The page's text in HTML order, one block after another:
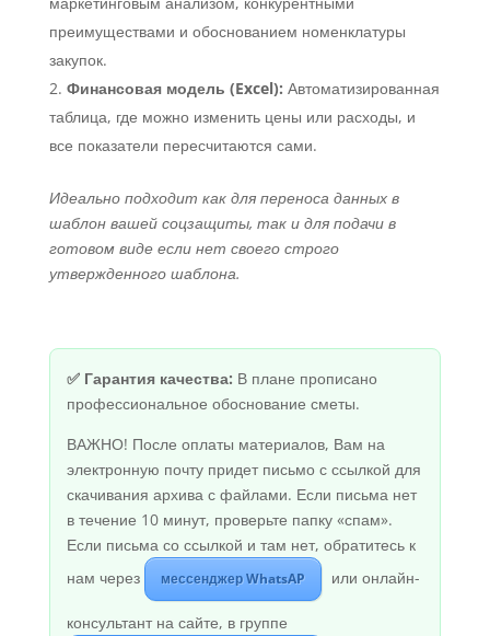
преимуществами и обоснованием номенклатуры
закупок.
Финансовая модель (Excel): Автоматизированная
таблица, где можно изменить цены или расходы, и
все показатели пересчитаются сами.
Идеально подходит как для переноса данных в
шаблон вашей соцзащиты, так и для подачи в
готовом виде если нет своего строго
утвержденного шаблона.
✅ Гарантия качества: В плане прописано
профессиональное обоснование сметы.
ВАЖНО! После оплаты материалов, Вам на
электронную почту придет письмо с ссылкой для
скачивания архива с файлами. Если письма нет
в течение 10 минут, проверьте папку «спам».
Если письма со ссылкой и там нет, обратитесь к
нам через
мессенджер WhatsAP или онлайн-
консультант на сайте, в группе